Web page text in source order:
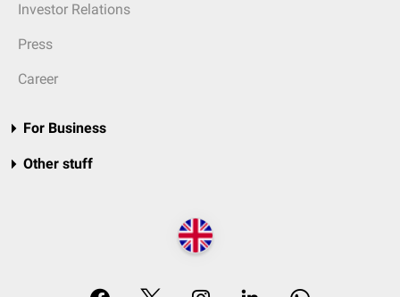
Investor Relations
Press
Career
For Business
Other stuff